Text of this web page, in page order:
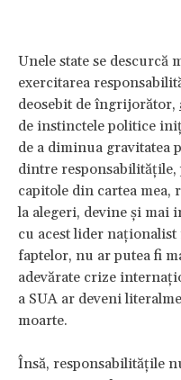
Unele state se descurcă
exercitarea
deosebit de îngrijorător,
de instinctele politice
de a diminua gravitatea
dintre responsabilitățile,
capitole din cartea mea,
la alegeri, devine și mai
cu acest lider
faptelor, nu ar putea fi
adevărate crize
a SUA ar deveni
moarte.
Însă, responsabilitățile